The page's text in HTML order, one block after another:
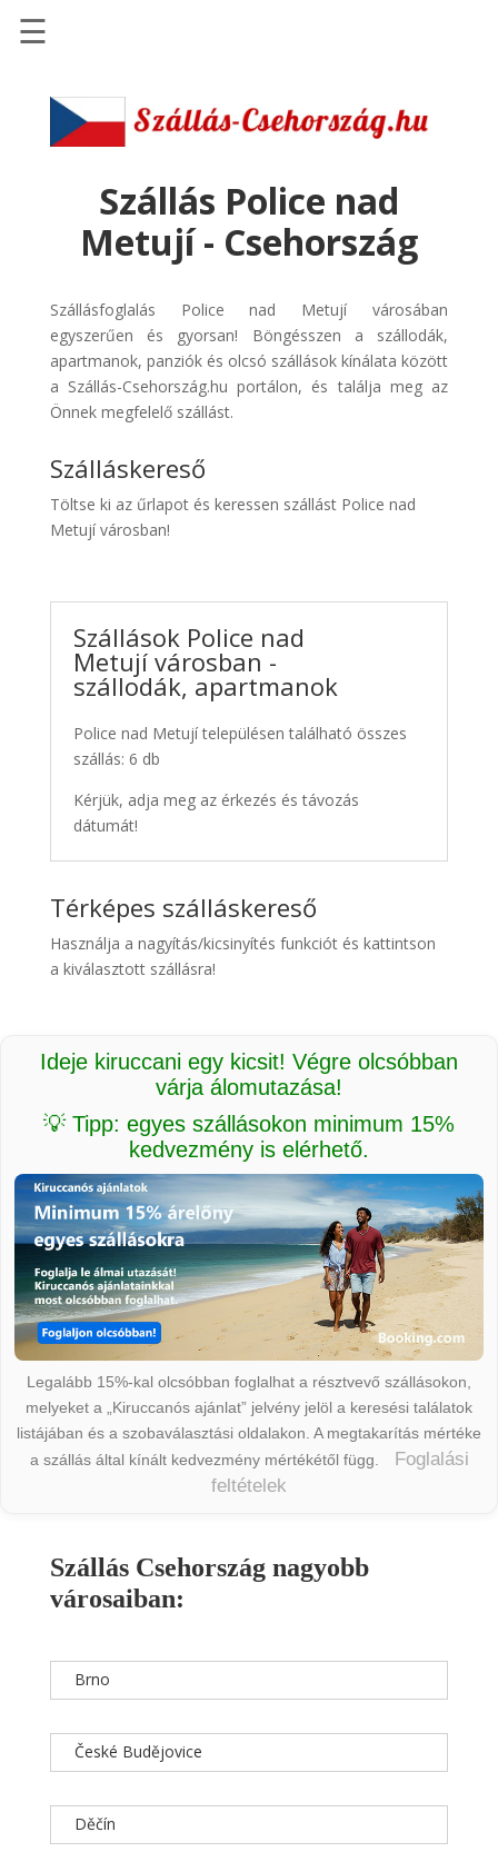
Szállások
Szállásinfo.eu
Repülőjegy
pénzvisszatérítéssel
Discover
Cars
Transzfer
Kiwi
Taxi
☰
Szállás Police nad
Metují - Csehország
Szállásfoglalás Police nad Metují városában
egyszerűen és gyorsan! Böngésszen a szállodák,
apartmanok, panziók és olcsó szállások kínálata között
a Szállás-Csehország.hu portálon, és találja meg az
Önnek megfelelő szállást.
Szálláskereső
Töltse ki az űrlapot és keressen szállást Police nad
Metují városban!
Szállások Police nad
Metují városban -
szállodák, apartmanok
Police nad Metují településen található összes
szállás: 6 db
Kérjük, adja meg az érkezés és távozás
dátumát!
Térképes szálláskereső
Használja a nagyítás/kicsinyítés funkciót és kattintson
a kiválasztott szállásra!
Ideje kiruccani egy kicsit! Végre olcsóbban
várja álomutazása!
💡 Tipp: egyes szállásokon minimum 15%
kedvezmény is elérhető.
Legalább 15%-kal olcsóbban foglalhat a résztvevő szállásokon,
melyeket a „Kiruccanós ajánlat” jelvény jelöl a keresési találatok
listájában és a szobaválasztási oldalakon. A megtakarítás mértéke
a szállás által kínált kedvezmény mértékétől függ.
Foglalási
feltételek
Szállás Csehország nagyobb
városaiban:
Brno
České Budějovice
Děčín